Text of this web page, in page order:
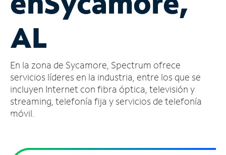
cuenta
Encuentra
tienda
AL
En la zona de Sycamore, Spectrum ofrece
servicios líderes en la industria, entre los que se
incluyen Internet con fibra óptica, televisión y
streaming, telefonía fija y servicios de telefonía
móvil.